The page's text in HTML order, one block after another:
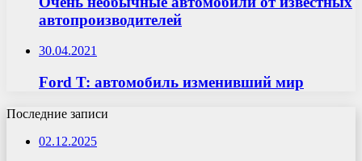
автопроизводителей
30.04.2021
Ford T: автомобиль изменивший мир
Последние записи
02.12.2025